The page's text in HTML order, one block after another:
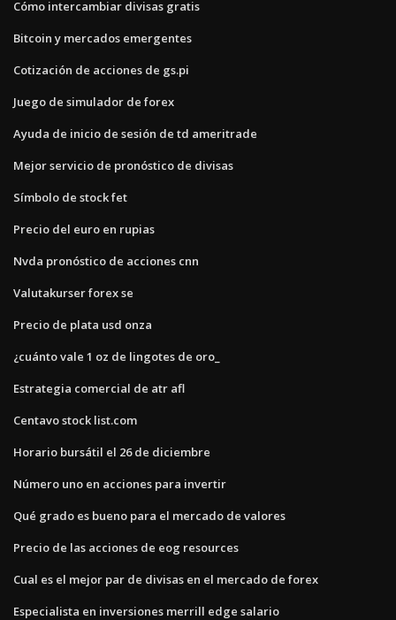
Cómo intercambiar divisas gratis
Bitcoin y mercados emergentes
Cotización de acciones de gs.pi
Juego de simulador de forex
Ayuda de inicio de sesión de td ameritrade
Mejor servicio de pronóstico de divisas
Símbolo de stock fet
Precio del euro en rupias
Nvda pronóstico de acciones cnn
Valutakurser forex se
Precio de plata usd onza
¿cuánto vale 1 oz de lingotes de oro_
Estrategia comercial de atr afl
Centavo stock list.com
Horario bursátil el 26 de diciembre
Número uno en acciones para invertir
Qué grado es bueno para el mercado de valores
Precio de las acciones de eog resources
Cual es el mejor par de divisas en el mercado de forex
Especialista en inversiones merrill edge salario